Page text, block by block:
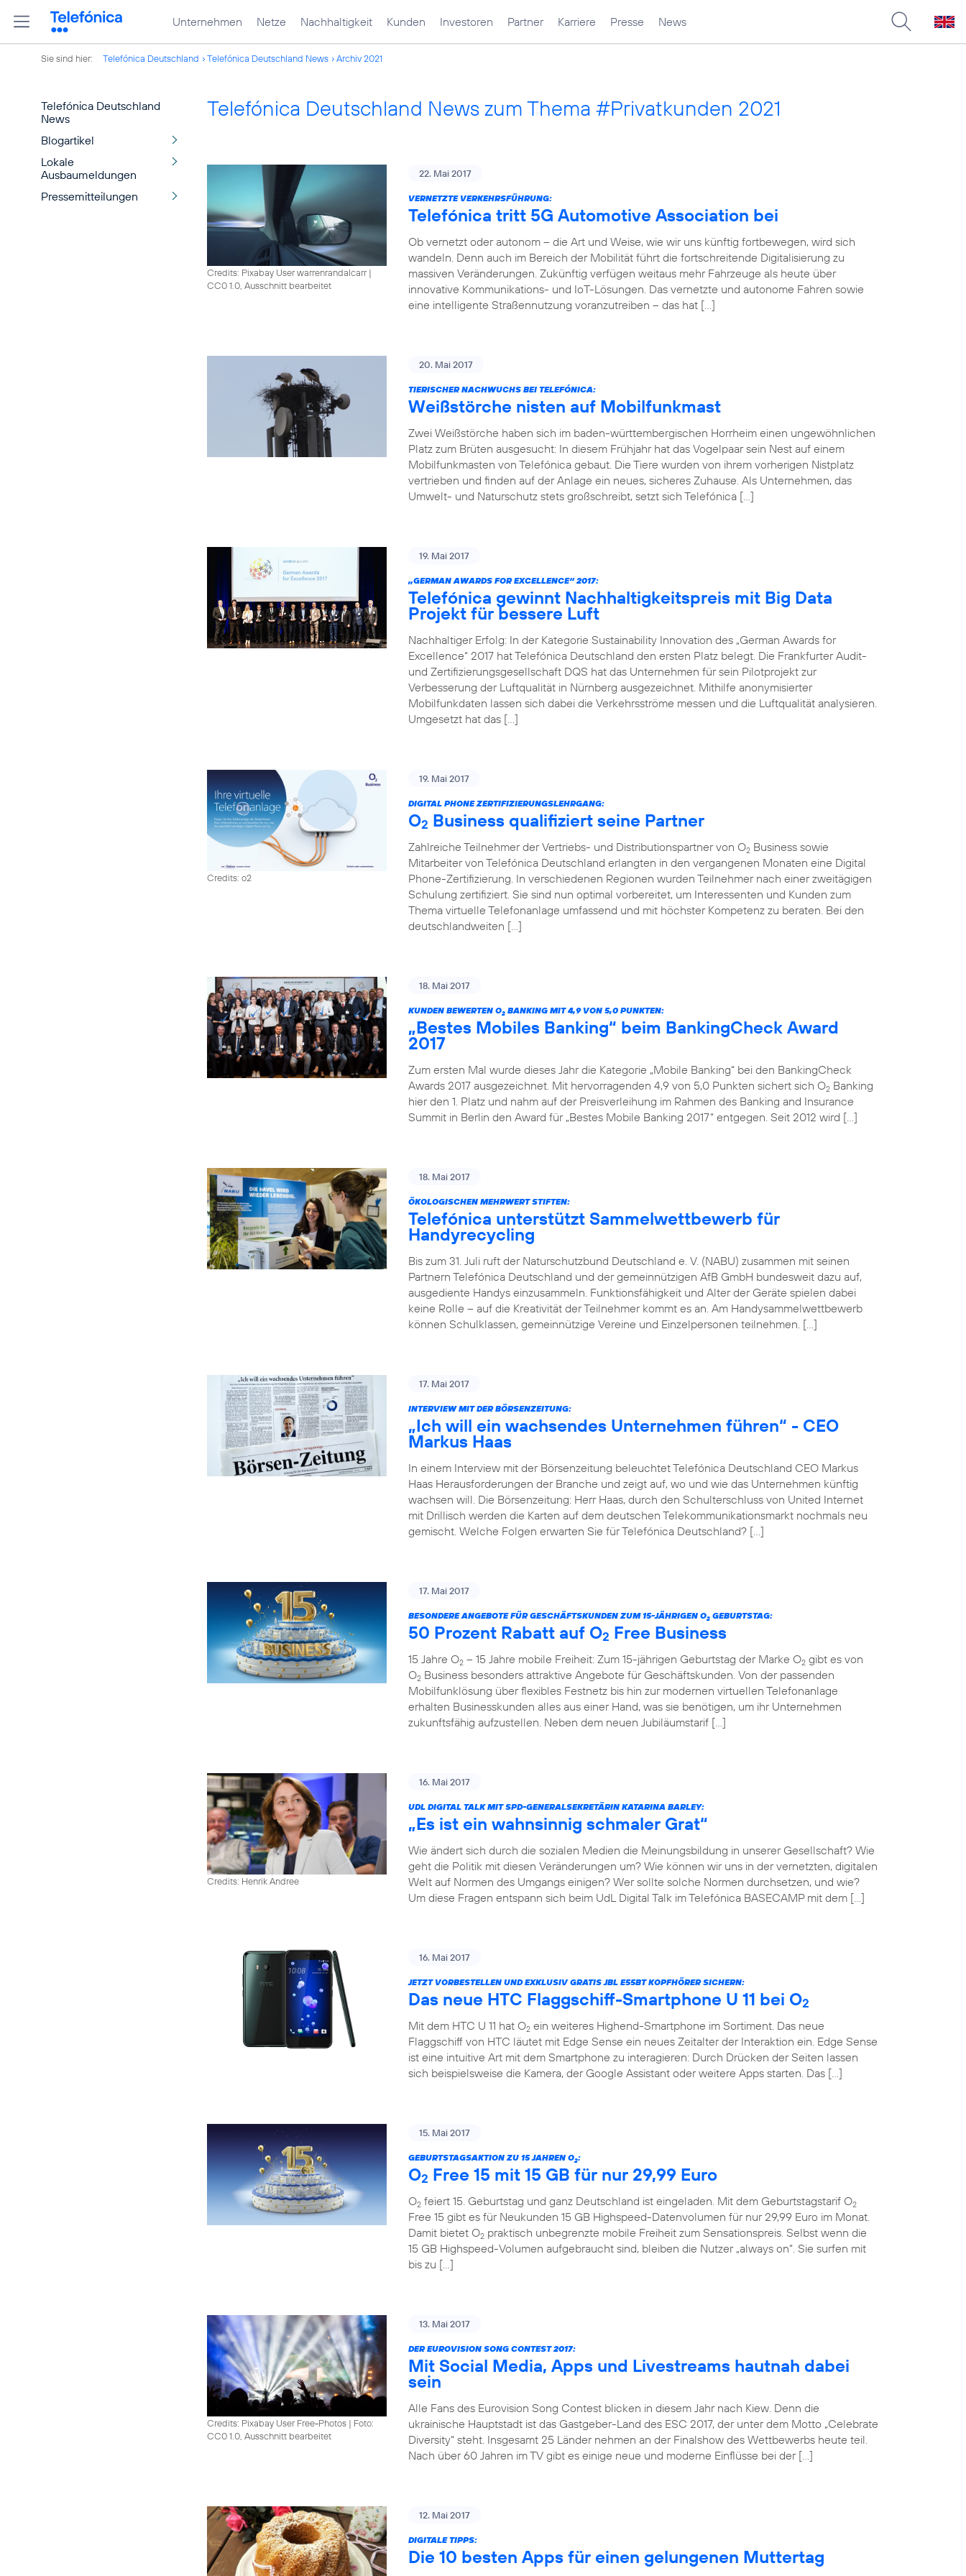
Unternehmen Netze Nachhaltigkeit Kunden Investoren Partner Karriere Presse News
Sie sind hier: Telefónica Deutschland Telefónica Deutschland News Archiv 2021
Telefónica Deutschland
News
Blogartikel
Lokale
Ausbaumeldungen
Pressemitteilungen
Telefónica Deutschland News zum Thema #Privatkunden 2021
Credits: Pixabay User warrenrandalcarr|
CC0 1.0, Ausschnitt bearbeitet
22. Mai 2017
VERNETZTE VERKEHRSFÜHRUNG:
Telefónica tritt 5G Automotive Association bei
Ob vernetzt oder autonom – die Art und Weise, wie wir uns künftig fortbewegen, wird sich
wandeln. Denn auch im Bereich der Mobilität führt die fortschreitende Digitalisierung zu
massiven Veränderungen. Zukünftig verfügen weitaus mehr Fahrzeuge als heute über
innovative Kommunikations- und IoT-Lösungen. Das vernetzte und autonome Fahren sowie
eine intelligente Straßennutzung voranzutreiben – das hat […]
20. Mai 2017
TIERISCHER NACHWUCHS BEI TELEFÓNICA:
Weißstörche nisten auf Mobilfunkmast
Zwei Weißstörche haben sich im baden-württembergischen Horrheim einen ungewöhnlichen
Platz zum Brüten ausgesucht: In diesem Frühjahr hat das Vogelpaar sein Nest auf einem
Mobilfunkmasten von Telefónica gebaut. Die Tiere wurden von ihrem vorherigen Nistplatz
vertrieben und finden auf der Anlage ein neues, sicheres Zuhause. Als Unternehmen, das
Umwelt- und Naturschutz stets großschreibt, setzt sich Telefónica […]
19. Mai 2017
„GERMAN AWARDS FOR EXCELLENCE“ 2017:
Telefónica gewinnt Nachhaltigkeitspreis mit Big Data
Projekt für bessere Luft
Nachhaltiger Erfolg: In der Kategorie Sustainability Innovation des „German Awards for
Excellence“ 2017 hat Telefónica Deutschland den ersten Platz belegt. Die Frankfurter Audit-
und Zertifizierungsgesellschaft DQS hat das Unternehmen für sein Pilotprojekt zur
Verbesserung der Luftqualität in Nürnberg ausgezeichnet. Mithilfe anonymisierter
Mobilfunkdaten lassen sich dabei die Verkehrsströme messen und die Luftqualität analysieren.
Umgesetzt hat das […]
Credits: o2
19. Mai 2017
DIGITAL PHONE ZERTIFIZIERUNGSLEHRGANG:
O2 Business qualifiziert seine Partner
Zahlreiche Teilnehmer der Vertriebs- und Distributionspartner von O2 Business sowie
Mitarbeiter von Telefónica Deutschland erlangten in den vergangenen Monaten eine Digital
Phone-Zertifizierung. In verschiedenen Regionen wurden Teilnehmer nach einer zweitägigen
Schulung zertifiziert. Sie sind nun optimal vorbereitet, um Interessenten und Kunden zum
Thema virtuelle Telefonanlage umfassend und mit höchster Kompetenz zu beraten. Bei den
deutschlandweiten […]
18. Mai 2017
KUNDEN BEWERTEN O2 BANKING MIT 4,9 VON 5,0 PUNKTEN:
„Bestes Mobiles Banking“ beim BankingCheck Award
2017
Zum ersten Mal wurde dieses Jahr die Kategorie „Mobile Banking“ bei den BankingCheck
Awards 2017 ausgezeichnet. Mit hervorragenden 4,9 von 5,0 Punkten sichert sich O2 Banking
hier den 1. Platz und nahm auf der Preisverleihung im Rahmen des Banking and Insurance
Summit in Berlin den Award für „Bestes Mobile Banking 2017“ entgegen. Seit 2012 wird […]
18. Mai 2017
ÖKOLOGISCHEN MEHRWERT STIFTEN:
Telefónica unterstützt Sammelwettbewerb für
Handyrecycling
Bis zum 31. Juli ruft der Naturschutzbund Deutschland e. V. (NABU) zusammen mit seinen
Partnern Telefónica Deutschland und der gemeinnützigen AfB GmbH bundesweit dazu auf,
ausgediente Handys einzusammeln. Funktionsfähigkeit und Alter der Geräte spielen dabei
keine Rolle – auf die Kreativität der Teilnehmer kommt es an. Am Handysammelwettbewerb
können Schulklassen, gemeinnützige Vereine und Einzelpersonen teilnehmen. […]
17. Mai 2017
INTERVIEW MIT DER BÖRSENZEITUNG:
„Ich will ein wachsendes Unternehmen führen“ - CEO
Markus Haas
In einem Interview mit der Börsenzeitung beleuchtet Telefónica Deutschland CEO Markus
Haas Herausforderungen der Branche und zeigt auf, wo und wie das Unternehmen künftig
wachsen will. Die Börsenzeitung: Herr Haas, durch den Schulterschluss von United Internet
mit Drillisch werden die Karten auf dem deutschen Telekommunikationsmarkt nochmals neu
gemischt. Welche Folgen erwarten Sie für Telefónica Deutschland? […]
17. Mai 2017
BESONDERE ANGEBOTE FÜR GESCHÄFTSKUNDEN ZUM 15-JÄHRIGEN O2 GEBURTSTAG:
50 Prozent Rabatt auf O2 Free Business
15 Jahre O2 – 15 Jahre mobile Freiheit: Zum 15-jährigen Geburtstag der Marke O2 gibt es von
O2 Business besonders attraktive Angebote für Geschäftskunden. Von der passenden
Mobilfunklösung über flexibles Festnetz bis hin zur modernen virtuellen Telefonanlage
erhalten Businesskunden alles aus einer Hand, was sie benötigen, um ihr Unternehmen
zukunftsfähig aufzustellen. Neben dem neuen Jubiläumstarif […]
Credits: Henrik Andree
16. Mai 2017
UDL DIGITAL TALK MIT SPD-GENERALSEKRETÄRIN KATARINA BARLEY:
„Es ist ein wahnsinnig schmaler Grat“
Wie ändert sich durch die sozialen Medien die Meinungsbildung in unserer Gesellschaft? Wie
geht die Politik mit diesen Veränderungen um? Wie können wir uns in der vernetzten, digitalen
Welt auf Normen des Umgangs einigen? Wer sollte solche Normen durchsetzen, und wie?
Um diese Fragen entspann sich beim UdL Digital Talk im Telefónica BASECAMP mit dem […]
16. Mai 2017
JETZT VORBESTELLEN UND EXKLUSIV GRATIS JBL E55BT KOPFHÖRER SICHERN:
Das neue HTC Flaggschiff-Smartphone U 11 bei O2
Mit dem HTC U 11 hat O2 ein weiteres Highend-Smartphone im Sortiment. Das neue
Flaggschiff von HTC läutet mit Edge Sense ein neues Zeitalter der Interaktion ein. Edge Sense
ist eine intuitive Art mit dem Smartphone zu interagieren: Durch Drücken der Seiten lassen
sich beispielsweise die Kamera, der Google Assistant oder weitere Apps starten. Das […]
15. Mai 2017
GEBURTSTAGSAKTION ZU 15 JAHREN O2:
O2 Free 15 mit 15 GB für nur 29,99 Euro
O2 feiert 15. Geburtstag und ganz Deutschland ist eingeladen. Mit dem Geburtstagstarif O2
Free 15 gibt es für Neukunden 15 GB Highspeed-Datenvolumen für nur 29,99 Euro im Monat.
Damit bietet O2 praktisch unbegrenzte mobile Freiheit zum Sensationspreis. Selbst wenn die
15 GB Highspeed-Volumen aufgebraucht sind, bleiben die Nutzer „always on“. Sie surfen mit
bis zu […]
Credits: Pixabay User Free-Photos | Foto:
CC0 1.0, Ausschnitt bearbeitet
13. Mai 2017
DER EUROVISION SONG CONTEST 2017:
Mit Social Media, Apps und Livestreams hautnah dabei
sein
Alle Fans des Eurovision Song Contest blicken in diesem Jahr nach Kiew. Denn die
ukrainische Hauptstadt ist das Gastgeber-Land des ESC 2017, der unter dem Motto „Celebrate
Diversity“ steht. Insgesamt 25 Länder nehmen an der Finalshow des Wettbewerbs heute teil.
Nach über 60 Jahren im TV gibt es einige neue und moderne Einflüsse bei der […]
12. Mai 2017
DIGITALE TIPPS:
Die 10 besten Apps für einen gelungenen Muttertag